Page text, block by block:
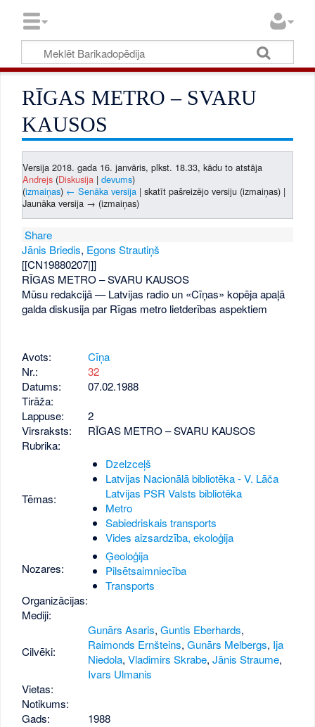
RĪGAS METRO – SVARU
KAUSOS
Versija 2018. gada 16. janvāris, plkst. 18.33, kādu to atstāja
Andrejs (Diskusija |devums)
(izmaiņas) ← Senāka versija | skatīt pašreizējo versiju (izmaiņas) |
Jaunāka versija → (izmaiņas)
Share
Jānis Briedis, Egons Strautiņš
[[CN19880207|]]
RĪGAS METRO – SVARU KAUSOS
Mūsu redakcijā — Latvijas radio un «Cīņas» kopēja apaļā
galda diskusija par Rīgas metro lietderības aspektiem
Avots:
Cīņa
Nr.:
32
Datums:
07.02.1988
Tirāža:
Lappuse:
2
Virsraksts:
RĪGAS METRO – SVARU KAUSOS
Rubrika:
Tēmas:
Dzelzceļš
Latvijas Nacionālā bibliotēka - V. Lāča
Latvijas PSR Valsts bibliotēka
Metro
Sabiedriskais transports
Vides aizsardzība, ekoloģija
Nozares:
Ģeoloģija
Pilsētsaimniecība
Transports
Organizācijas:
Mediji:
Cilvēki:
Gunārs Asaris,Guntis Eberhards,
Raimonds Ernšteins,Gunārs Melbergs, Ija
Niedola,Vladimirs Skrabe,Jānis Straume,
Ivars Ulmanis
Vietas:
Notikums:
Gads:
1988